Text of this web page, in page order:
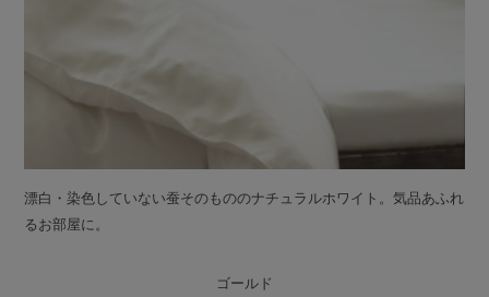
漂白・染色していない蚕そのもののナチュラルホワイト。気品あふれ
るお部屋に。
ゴールド